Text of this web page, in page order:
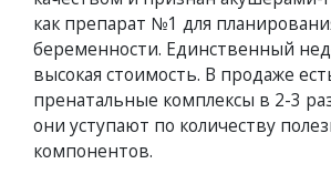
как препарат №1 для
беременности. Единственный
высокая стоимость. В продаже
пренатальные комплексы в 2-3
они уступают по количеству
компонентов.